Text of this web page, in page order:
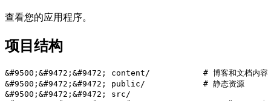
查看您的应用程序。
项目结构
&#9500;&#9472;&#9472; content/           # 博客和文档内容
&#9500;&#9472;&#9472; public/            # 静态资源
&#9500;&#9472;&#9472; src/